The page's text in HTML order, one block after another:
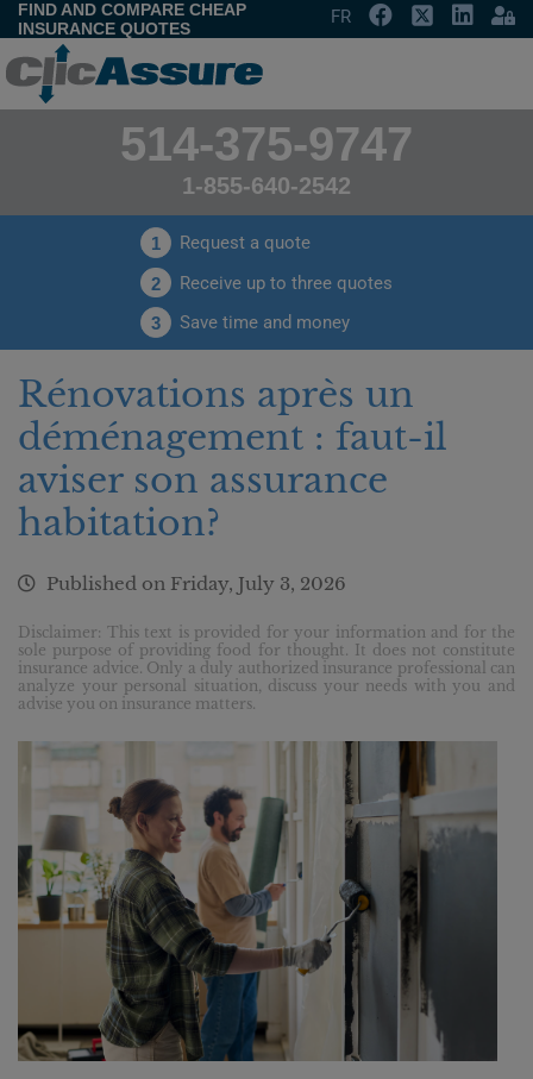
FIND AND COMPARE CHEAP
INSURANCE QUOTES
FR
514-375-9747
1-855-640-2542
1 Request a quote
2 Receive up to three quotes
3 Save time and money
Rénovations après un
déménagement : faut-il
aviser son assurance
habitation?
Published on Friday, July 3, 2026
Disclaimer: This text is provided for your information and for the
sole purpose of providing food for thought. It does not constitute
insurance advice. Only a duly authorized insurance professional can
analyze your personal situation, discuss your needs with you and
advise you on insurance matters.